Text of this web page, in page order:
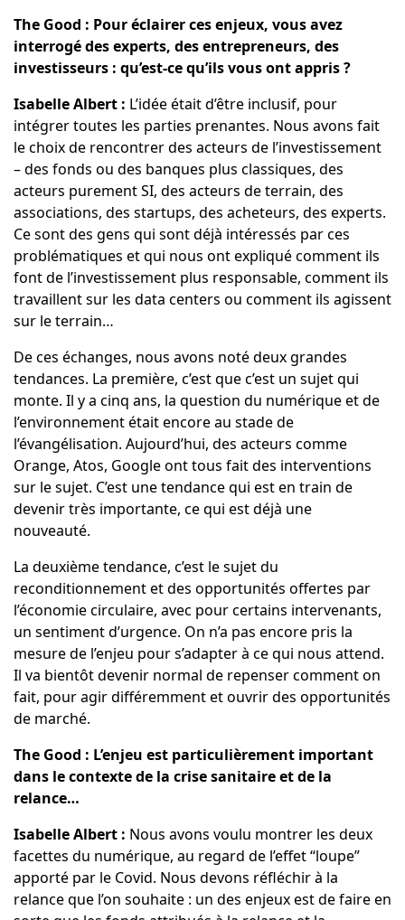
The Good : Pour éclairer ces enjeux, vous avez
interrogé des experts, des entrepreneurs, des
investisseurs : qu’est-ce qu’ils vous ont appris ?
Isabelle Albert : L’idée était d’être inclusif, pour
intégrer toutes les parties prenantes. Nous avons fait
le choix de rencontrer des acteurs de l’investissement
– des fonds ou des banques plus classiques, des
acteurs purement SI, des acteurs de terrain, des
associations, des startups, des acheteurs, des experts.
Ce sont des gens qui sont déjà intéressés par ces
problématiques et qui nous ont expliqué comment ils
font de l’investissement plus responsable, comment ils
travaillent sur les data centers ou comment ils agissent
sur le terrain…
De ces échanges, nous avons noté deux grandes
tendances. La première, c’est que c’est un sujet qui
monte. Il y a cinq ans, la question du numérique et de
l’environnement était encore au stade de
l’évangélisation. Aujourd’hui, des acteurs comme
Orange, Atos, Google ont tous fait des interventions
sur le sujet. C’est une tendance qui est en train de
devenir très importante, ce qui est déjà une
nouveauté.
La deuxième tendance, c’est le sujet du
reconditionnement et des opportunités offertes par
l’économie circulaire, avec pour certains intervenants,
un sentiment d’urgence. On n’a pas encore pris la
mesure de l’enjeu pour s’adapter à ce qui nous attend.
Il va bientôt devenir normal de repenser comment on
fait, pour agir différemment et ouvrir des opportunités
de marché.
The Good : L’enjeu est particulièrement important
dans le contexte de la crise sanitaire et de la
relance…
Isabelle Albert : Nous avons voulu montrer les deux
facettes du numérique, au regard de l’effet “loupe”
apporté par le Covid. Nous devons réfléchir à la
relance que l’on souhaite : un des enjeux est de faire en